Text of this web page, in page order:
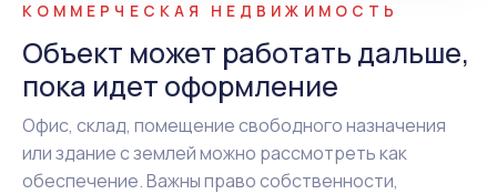
КОММЕРЧЕСКАЯ НЕДВИЖИМОСТЬ
Объект может работать дальше,
пока идет оформление
Офис, склад, помещение свободного назначения
или здание с землей можно рассмотреть как
обеспечение. Важны право собственности,